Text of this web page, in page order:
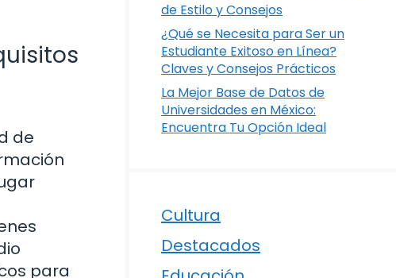
de
para
de Estilo y Consejos
¿Qué se Necesita para Ser un
Estudiante Exitoso en Línea?
Claves y Consejos Prácticos
La Mejor Base de Datos de
Universidades en México:
Encuentra Tu Opción Ideal
Cultura
Destacados